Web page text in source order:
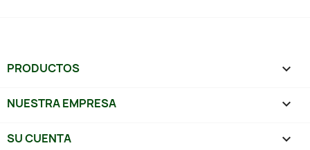
PRODUCTOS 
NUESTRA EMPRESA 
SU CUENTA 